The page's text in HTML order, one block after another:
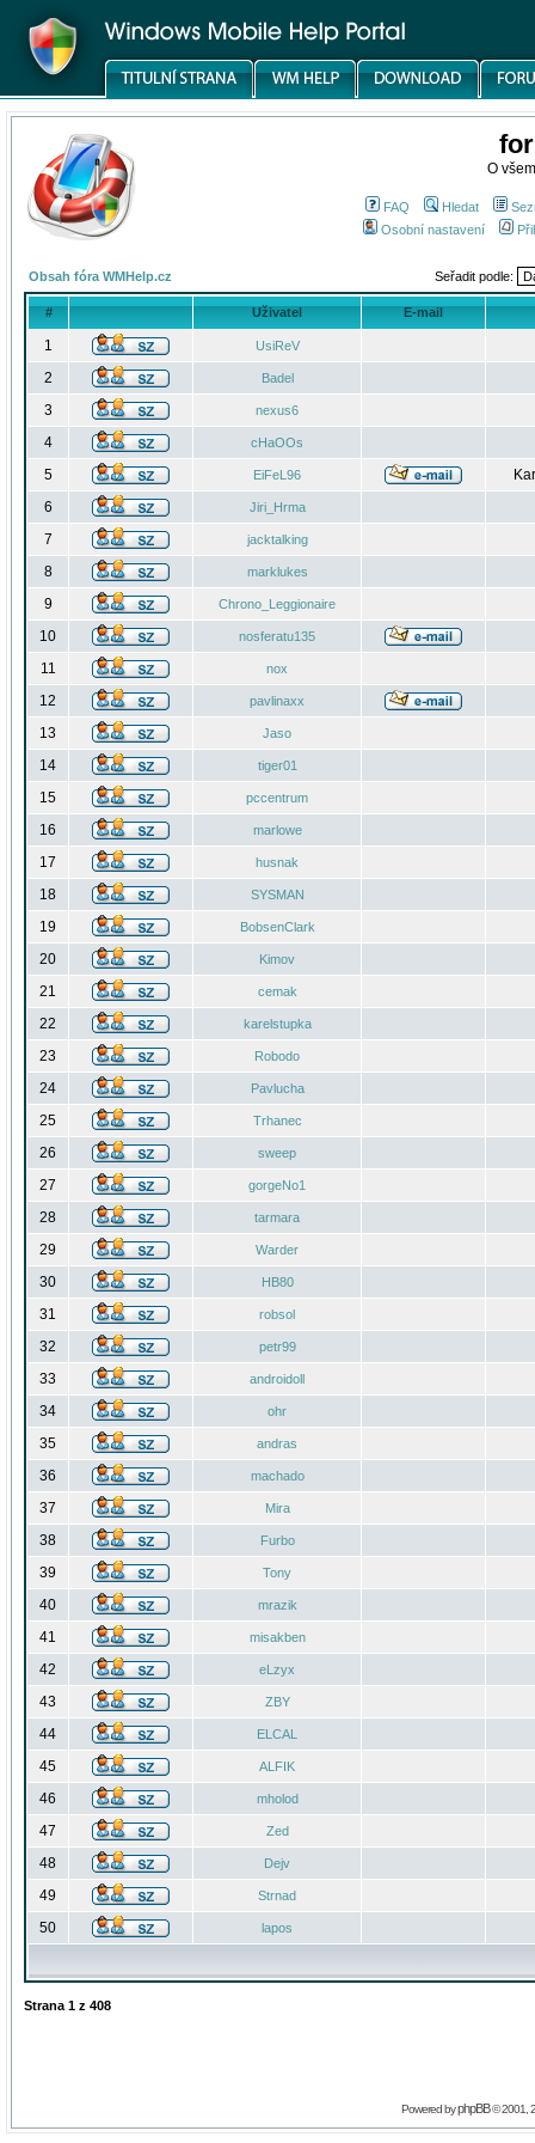
O
FAQ Hledat
Osobní nastavení
Obsah fóra WMHelp.cz Seřadit podle:
# Uživatel E-mail
1 UsiReV
2 Badel
3 nexus6
4 cHaOOs
5 EiFeL96
6
Jiri_Hrma
7 jacktalking
8 marklukes
9 Chrono_Leggionaire
10 nosferatu135
11 nox
12 pavlinaxx
13 Jaso
14 tiger01
15 pccentrum
16 marlowe
17 husnak
18 SYSMAN
19 BobsenClark
20 Kimov
21 cemak
22 karelstupka
23 Robodo
24 Pavlucha
25 Trhanec
26 sweep
27 gorgeNo1
28 tarmara
29 Warder
30 HB80
31 robsol
32 petr99
33 androidoll
34 ohr
35 andras
36 machado
37 Mira
38 Furbo
39 Tony
40 mrazik
41 misakben
42 eLzyx
43 ZBY
44 ELCAL
45 ALFIK
46 mholod
47 Zed
48 Dejv
49 Strnad
50 lapos
Strana 1 z 408
Powered byphpBB© 2001,